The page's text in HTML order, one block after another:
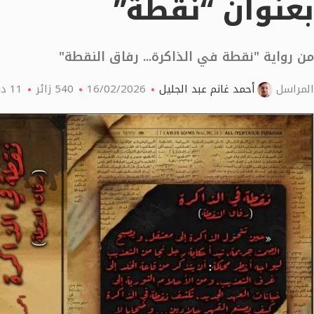
بعنوان “نقطة”
من رواية "نقطة في الذاكرة... رفاق النقطة"
المراسل أحمد غانم عبد الجليل 16/02/2026
540 زائر